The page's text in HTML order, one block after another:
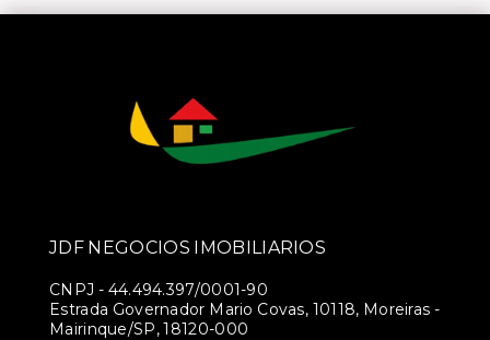
JDF NEGOCIOS IMOBILIARIOS
CNPJ - 44.494.397/0001-90
Estrada Governador Mario Covas, 10118, Moreiras -
Mairinque/SP, 18120-000